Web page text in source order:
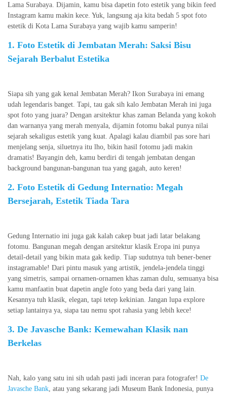
Lama Surabaya. Dijamin, kamu bisa dapetin foto estetik yang bikin feed
Instagram kamu makin kece. Yuk, langsung aja kita bedah 5 spot foto
estetik di Kota Lama Surabaya yang wajib kamu samperin!
1. Foto Estetik di Jembatan Merah: Saksi Bisu
Sejarah Berbalut Estetika
Siapa sih yang gak kenal Jembatan Merah? Ikon Surabaya ini emang
udah legendaris banget. Tapi, tau gak sih kalo Jembatan Merah ini juga
spot foto yang juara? Dengan arsitektur khas zaman Belanda yang kokoh
dan warnanya yang merah menyala, dijamin fotomu bakal punya nilai
sejarah sekaligus estetik yang kuat. Apalagi kalau diambil pas sore hari
menjelang senja, siluetnya itu lho, bikin hasil fotomu jadi makin
dramatis! Bayangin deh, kamu berdiri di tengah jembatan dengan
background bangunan-bangunan tua yang gagah, auto keren!
2. Foto Estetik di Gedung Internatio: Megah
Bersejarah, Estetik Tiada Tara
Gedung Internatio ini juga gak kalah cakep buat jadi latar belakang
fotomu. Bangunan megah dengan arsitektur klasik Eropa ini punya
detail-detail yang bikin mata gak kedip. Tiap sudutnya tuh bener-bener
instagramable! Dari pintu masuk yang artistik, jendela-jendela tinggi
yang simetris, sampai ornamen-ornamen khas zaman dulu, semuanya bisa
kamu manfaatin buat dapetin angle foto yang beda dari yang lain.
Kesannya tuh klasik, elegan, tapi tetep kekinian. Jangan lupa explore
setiap lantainya ya, siapa tau nemu spot rahasia yang lebih kece!
3. De Javasche Bank: Kemewahan Klasik nan
Berkelas
Nah, kalo yang satu ini sih udah pasti jadi inceran para fotografer! De
Javasche Bank , atau yang sekarang jadi Museum Bank Indonesia, punya